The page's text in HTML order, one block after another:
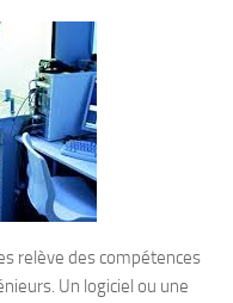
relève des compétences
Un logiciel ou une